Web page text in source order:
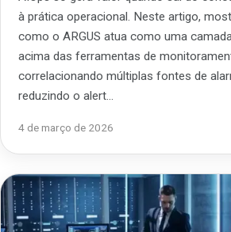
à prática operacional. Neste artigo,
como o ARGUS atua como uma
acima das ferramentas de
correlacionando múltiplas fontes de
reduzindo o alert…
4 de março de 2026